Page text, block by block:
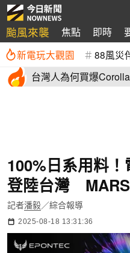
颱風來襲 焦點 即時
新電玩大觀園 88風災
台灣人為何買爆
100%日系用料
登陸台灣
記者潘毅／綜合報導
2025-08-18 13:31:36